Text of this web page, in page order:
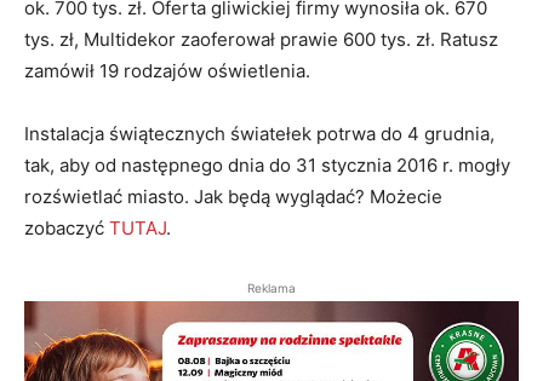
ok. 700 tys. zł. Oferta gliwickiej firmy wynosiła ok. 670
tys. zł, Multidekor zaoferował prawie 600 tys. zł. Ratusz
zamówił 19 rodzajów oświetlenia.
Instalacja świątecznych światełek potrwa do 4 grudnia,
tak, aby od następnego dnia do 31 stycznia 2016 r. mogły
rozświetlać miasto. Jak będą wyglądać? Możecie
zobaczyć TUTAJ.
Reklama